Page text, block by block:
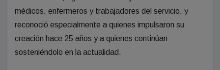
médicos, enfermeros y trabajadores del servicio, y
reconoció especialmente a quienes impulsaron su
creación hace 25 años y a quienes continúan
sosteniéndolo en la actualidad.